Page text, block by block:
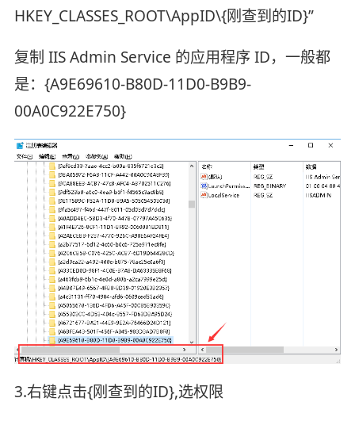
HKEY_CLASSES_ROOT\AppID\{刚查到的ID}”
复制 IIS Admin Service 的应用程序 ID，一般都
是：{A9E69610-B80D-11D0-B9B9-
00A0C922E750}
3.右键点击{刚查到的ID},选权限